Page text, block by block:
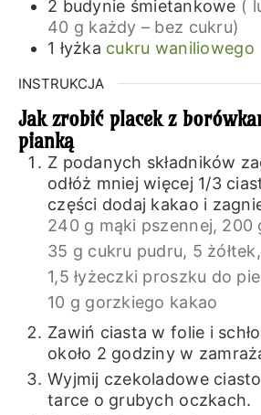
2 budynie śmietankowe (
40 g każdy – bez cukru)
1 łyżka cukru waniliowego
INSTRUKCJA
Jak zrobić placek z
pianką
Z podanych składników
odłóż mniej więcej 1/3
części dodaj kakao i
240 g mąki pszennej, 200
35 g cukru pudru, 5 żółtek,
1,5 łyżeczki proszku do
10 g gorzkiego kakao
Zawiń ciasta w folie i
około 2 godziny w
Wyjmij czekoladowe
tarce o grubych oczkach.